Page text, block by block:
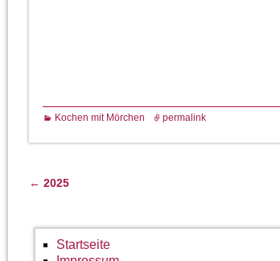
Kochen mit Mörchen permalink
← 2025
Startseite